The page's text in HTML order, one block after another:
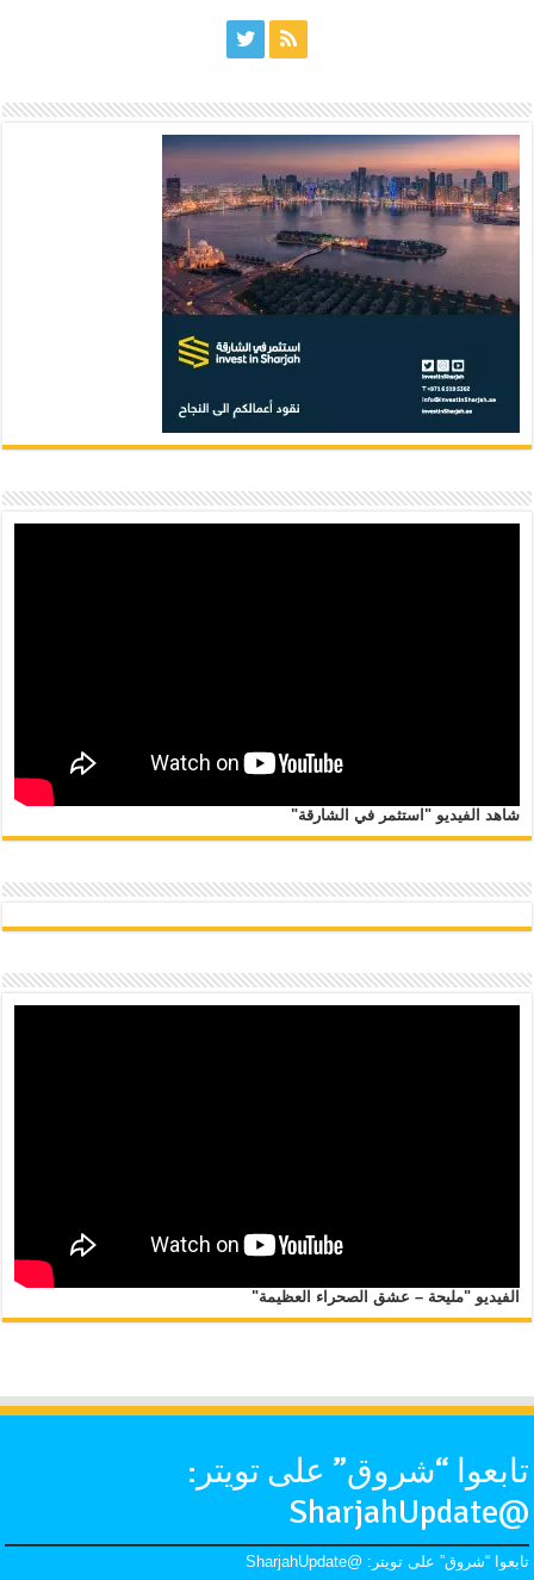
شاهد الفيديو "استثمر في الشارقة"
الفيديو "مليحة – عشق الصحراء العظيمة"
تابعوا “شروق” على تويتر:
@SharjahUpdate
تابعوا “شروق” على تويتر: @SharjahUpdate